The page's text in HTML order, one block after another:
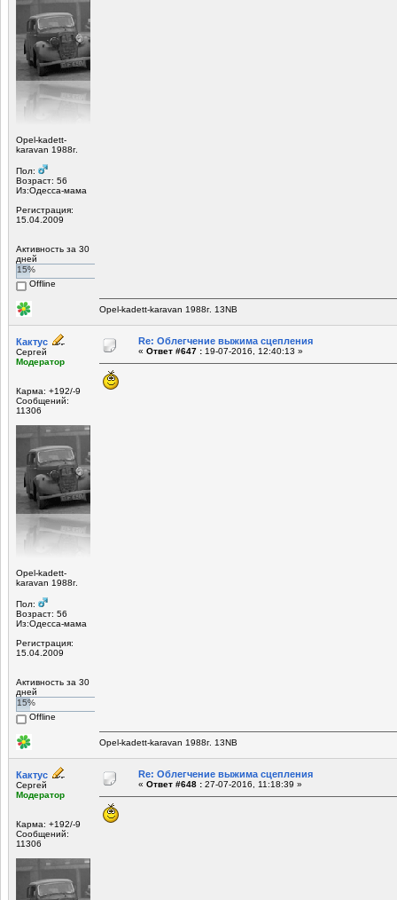
Opel-kadett-
karavan 1988г.
Пол:
Возраст: 56
Из:Одесса-мама
Регистрация:
15.04.2009
Активность за 30
дней
15%
Offline
Opel-kadett-karavan 1988г. 13NB
Кактус
Сергей
Модератор
Карма: +192/-9
Сообщений:
11306
Opel-kadett-
karavan 1988г.
Пол:
Возраст: 56
Из:Одесса-мама
Регистрация:
15.04.2009
Активность за 30
дней
15%
Offline
Re: Облегчение выжима сцепления
« Ответ #647 : 19-07-2016, 12:40:13 »
Opel-kadett-karavan 1988г. 13NB
Кактус
Сергей
Модератор
Карма: +192/-9
Сообщений:
11306
Re: Облегчение выжима сцепления
« Ответ #648 : 27-07-2016, 11:18:39 »